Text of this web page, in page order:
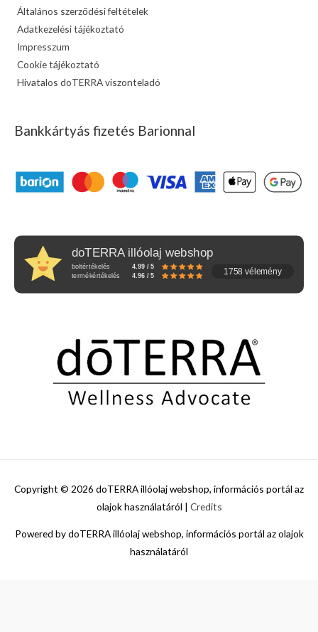
Általános szerződési feltételek
Adatkezelési tájékoztató
Impresszum
Cookie tájékoztató
Hivatalos doTERRA viszonteladó
Bankkártyás fizetés Barionnal
doTERRA illóolaj webshop
boltértékelés
4.99 / 5
termékértékelés
4.96 / 5 1758 vélemény
Copyright © 2026 doTERRA illóolaj webshop, információs portál az
olajok használatáról | Credits
Powered bydoTERRA illóolaj webshop, információs portál az olajok
használatáról